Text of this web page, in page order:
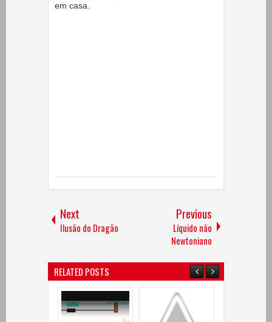
em casa.
Next
Ilusão do Dragão
Previous
Líquido não
Newtoniano
RELATED POSTS